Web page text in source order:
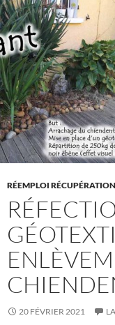
RÉEMPLOI
20 FÉVRIER 2021